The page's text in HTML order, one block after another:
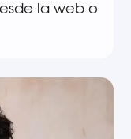
la web o